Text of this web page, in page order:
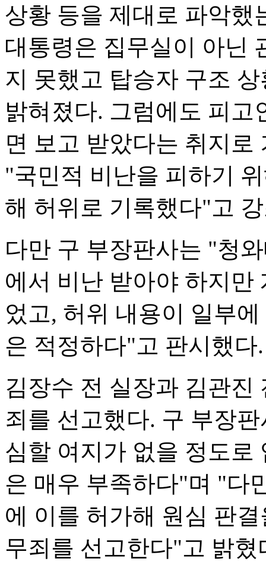
상황 등을 제대로 파악
대통령은 집무실이 아닌
지 못했고 탑승자 구조
밝혀졌다. 그럼에도 피
면 보고 받았다는 취지
"국민적 비난을 피하기
해 허위로 기록했다"고
다만 구 부장판사는 "청
에서 비난 받아야 하지만
었고, 허위 내용이 일부
은 적정하다"고 판시했다.
김장수 전 실장과 김관진
죄를 선고했다. 구 부장
심할 여지가 없을 정도로
은 매우 부족하다"며 "다
에 이를 허가해 원심 판
무죄를 선고한다"고 밝혔